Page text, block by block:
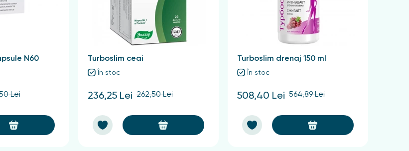
N60
Lei
Turboslim ceai
În stoc
236,25 Lei 262,50 Lei
Turboslim drenaj 150 ml
În stoc
508,40 Lei 564,89 Lei